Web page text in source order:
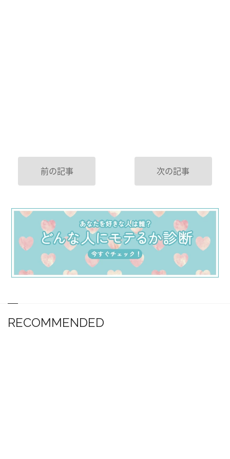
前の記事 次の記事
RECOMMENDED